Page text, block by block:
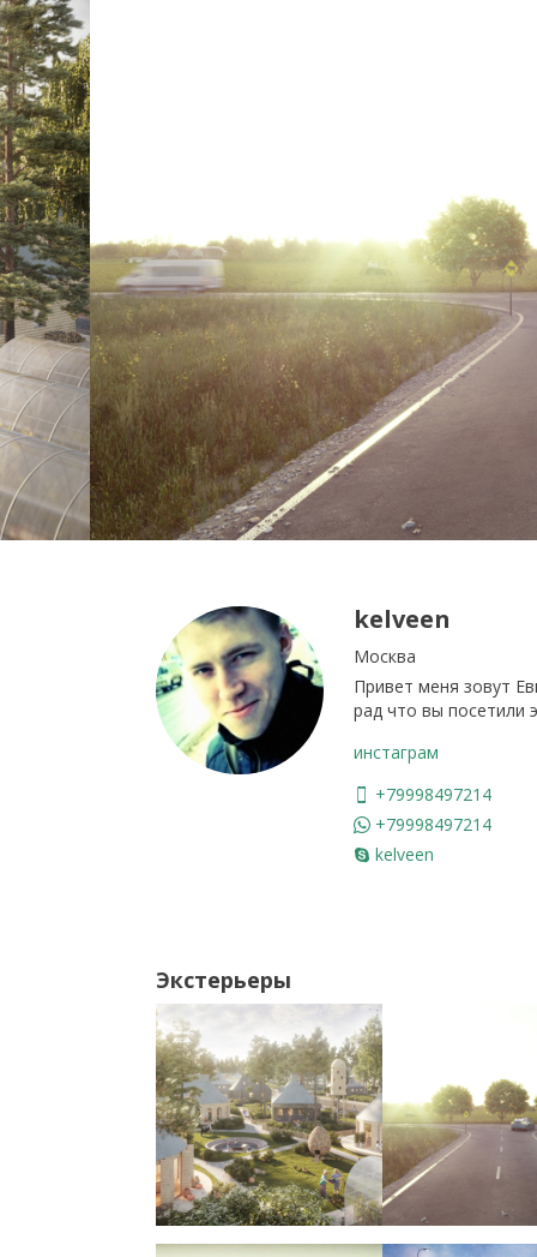
kelveen
Москва
Привет меня зовут
рад что вы посетили
инстаграм
+79998497214
+79998497214
kelveen
Экстерьеры